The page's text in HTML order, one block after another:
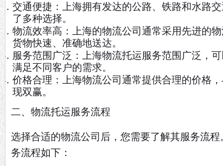
交通便捷：上海拥有发达的公路、铁路和水路
了多种选择。
物流效率高：上海的物流公司通常采用先进的
货物快速、准确地送达。
服务范围广泛：上海物流托运服务范围广泛，
满足不同客户的需求。
价格合理：上海物流公司通常提供合理的价格
现双赢。
二、物流托运服务流程
选择合适的物流公司后，您需要了解其服务流
务流程如下：